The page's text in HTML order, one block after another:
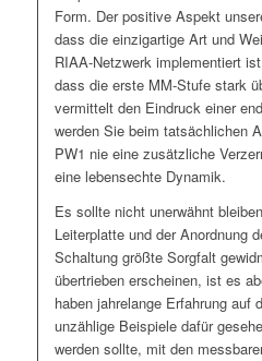
Form. Der positive Aspekt
dass die einzigartige Art und
RIAA-Netzwerk implementiert
dass die erste MM-Stufe stark
vermittelt den Eindruck einer
werden Sie beim tatsächlichen
PW1 nie eine zusätzliche
eine lebensechte Dynamik.
Es sollte nicht unerwähnt
Leiterplatte und der Anordnung
Schaltung größte Sorgfalt
übertrieben erscheinen, ist es
haben jahrelange Erfahrung auf
unzählige Beispiele dafür
werden sollte, mit den